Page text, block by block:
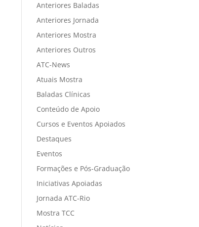
Anteriores Baladas
Anteriores Jornada
Anteriores Mostra
Anteriores Outros
ATC-News
Atuais Mostra
Baladas Clínicas
Conteúdo de Apoio
Cursos e Eventos Apoiados
Destaques
Eventos
Formações e Pós-Graduação
Iniciativas Apoiadas
Jornada ATC-Rio
Mostra TCC